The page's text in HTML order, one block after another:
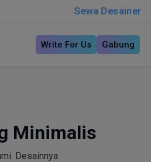
Sewa Desainer
Write For Us Gabung
Minimalis
Desainnya